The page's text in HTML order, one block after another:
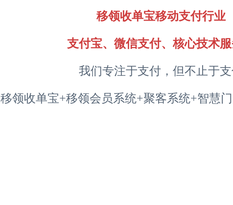
移领收单宝移动支付行业
支付宝、微信支付、核心技术
我们专注于支付，但不止于
移领收单宝+移领会员系统+聚客系统+智慧